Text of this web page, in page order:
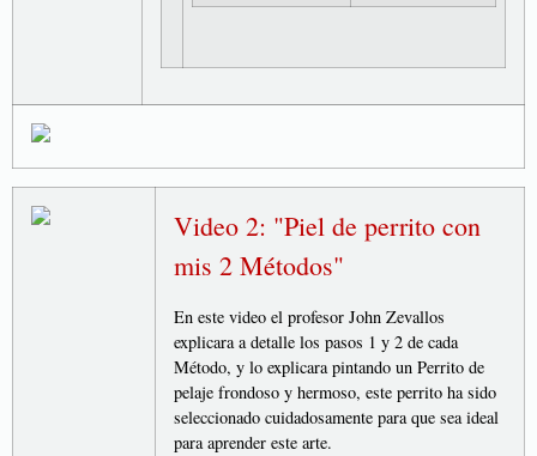
Video 2: "Piel de perrito con
mis 2 Métodos"
En este video el profesor John Zevallos
explicara a detalle los pasos 1 y 2 de cada
Método, y lo explicara pintando un Perrito de
pelaje frondoso y hermoso, este perrito ha sido
seleccionado cuidadosamente para que sea ideal
para aprender este arte.